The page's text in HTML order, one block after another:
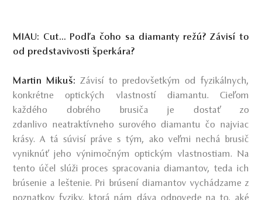
MIAU: Cut... Podľa čoho sa diamanty režú? Závisí to
od predstavivosti šperkára?
Martin Mikuš: Závisí to predovšetkým od fyzikálnych,
konkrétne optických vlastností diamantu. Cieľom
každého dobrého brusiča je dostať zo
zdanlivo neatraktívneho surového diamantu čo najviac
krásy. A tá súvisí práve s tým, ako veľmi nechá brusič
vyniknúť jeho výnimočným optickým vlastnostiam. Na
tento účel slúži proces spracovania diamantov, teda ich
brúsenie a leštenie. Pri brúsení diamantov vychádzame z